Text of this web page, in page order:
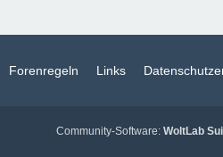
Forenregeln Links
Community-Software: WoltLab